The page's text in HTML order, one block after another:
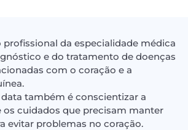
profissional da especialidade médica
e do tratamento de doenças
com o coração e a
também é conscientizar a
os cuidados que precisam manter
evitar problemas no coração.⠀